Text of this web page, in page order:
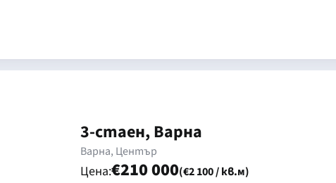
3-стаен, Варна
Варна, Център
Цена:€210 000(€2 100 / кв.м)